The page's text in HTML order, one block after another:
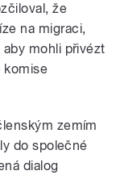
že
na migraci,
mohli přivézt
komise
zemím
do společné
dialog